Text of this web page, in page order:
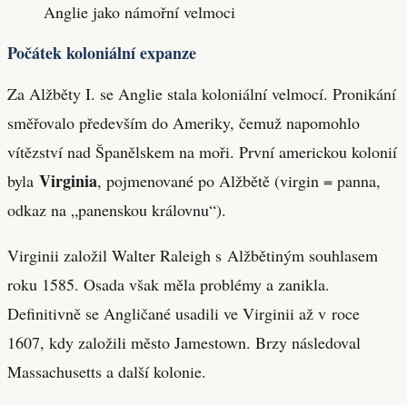
Anglie jako námořní velmoci
Počátek koloniální expanze
Za Alžběty I. se Anglie stala koloniální velmocí. Pronikání
směřovalo především do Ameriky, čemuž napomohlo
vítězství nad Španělskem na moři. První americkou kolonií
byla Virginia, pojmenované po Alžbětě (virgin = panna,
odkaz na „panenskou královnu“).
Virginii založil Walter Raleigh s Alžbětiným souhlasem
roku 1585. Osada však měla problémy a zanikla.
Definitivně se Angličané usadili ve Virginii až v roce
1607, kdy založili město Jamestown. Brzy následoval
Massachusetts a další kolonie.